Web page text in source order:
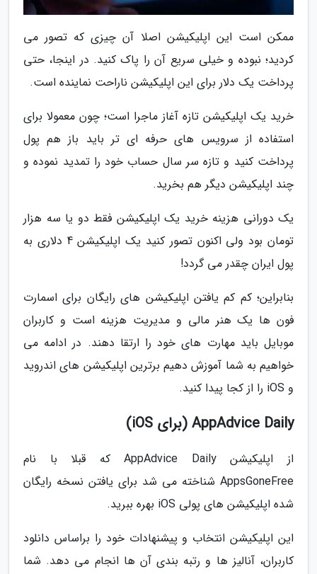
ممکن است این اپلیکیشن اصلا آن چیزی که تصور می
کردید؛ نبوده و خیلی سریع آن را پاک کنید. در اینجا، حتی
پرداخت یک دلار برای این اپلیکیشن ناراحت نماینده است.
خرید یک اپلیکیشن تازه آغاز ماجرا است؛ چون معمولا برای
استفاده از سرویس های حرفه ای تر باید باز هم پول
پرداخت کنید و تازه سر سال حساب خود را تمدید نموده و
چند اپلیکیشن دیگر هم بخرید.
یک دورانی هزینه خرید یک اپلیکیشن فقط دو یا سه هزار
تومان بود ولی اکنون تصور کنید یک اپلیکیشن 4 دلاری به
پول ایران چقدر می گردد!
بنابراین؛ کم کم یافتن اپلیکیشن های رایگان برای اسمارت
فون ها یک هنر مالی و مدیریت هزینه است و کاربران
موبایل باید مهارت های خود را ارتقا دهند. در ادامه می
خواهیم به شما آموزش دهیم برترین اپلیکیشن های اندروید
و iOS را از کجا پیدا کنید.
AppAdvice Daily (برای iOS)
از اپلیکیشن AppAdvice Daily که قبلا با نام
AppsGoneFree شناخته می شد برای یافتن نسخه رایگان
شده اپلیکیشن های پولی iOS بهره ببرید.
این اپلیکیشن انتخاب و پیشنهادات خود را براساس دانلود
کاربران، آنالیز ها و رتبه بندی آن ها انجام می دهد. شما